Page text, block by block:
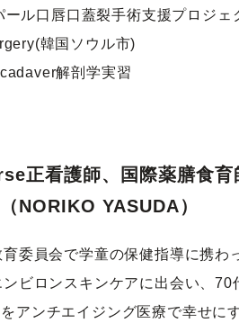
ル口唇口蓋裂手術支援プロジェ
韓国ソウル市)
解剖学実習
正看護師、国際薬膳食
NORIKO YASUDA）
委員会で学童の保健指導に携わ
ビロンスキンケアに出会い、
アンチエイジング医療で幸せに